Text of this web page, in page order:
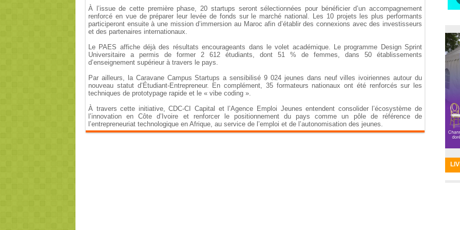
À l’issue de cette première phase, 20 startups seront sélectionnées pour bénéficier d’un accompagnement
renforcé en vue de préparer leur levée de fonds sur le marché national. Les 10 projets les plus performants
participeront ensuite à une mission d’immersion au Maroc afin d’établir des connexions avec des investisseurs
et des partenaires internationaux.
Le PAES affiche déjà des résultats encourageants dans le volet académique. Le programme Design Sprint
Universitaire a permis de former 2 612 étudiants, dont 51 % de femmes, dans 50 établissements
d’enseignement supérieur à travers le pays.
Par ailleurs, la Caravane Campus Startups a sensibilisé 9 024 jeunes dans neuf villes ivoiriennes autour du
nouveau statut d’Étudiant-Entrepreneur. En complément, 35 formateurs nationaux ont été renforcés sur les
techniques de prototypage rapide et le « vibe coding ».
À travers cette initiative, CDC-CI Capital et l’Agence Emploi Jeunes entendent consolider l’écosystème de
l’innovation en Côte d’Ivoire et renforcer le positionnement du pays comme un pôle de référence de
l’entrepreneuriat technologique en Afrique, au service de l’emploi et de l’autonomisation des jeunes.